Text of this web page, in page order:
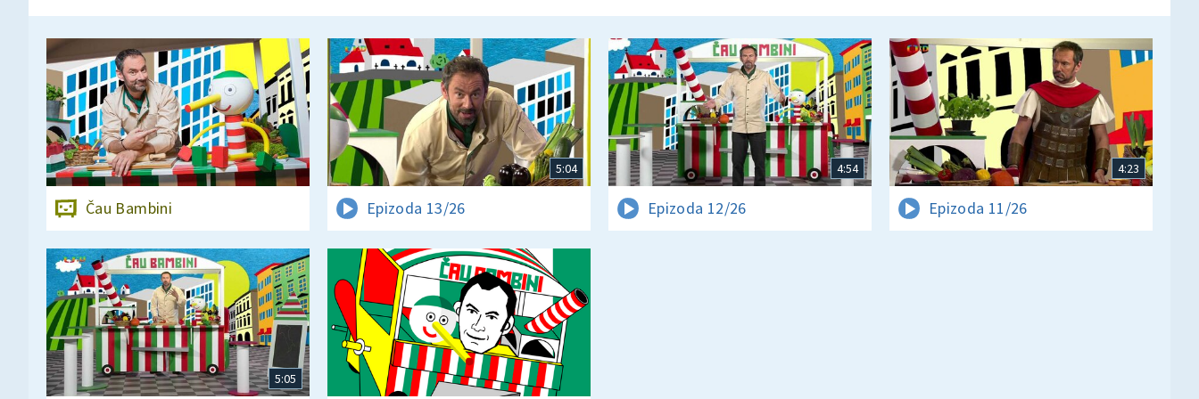
Čau Bambini
5:04
Epizoda 13/26
4:54
Epizoda 12/26
4:23
Epizoda 11/26
5:05